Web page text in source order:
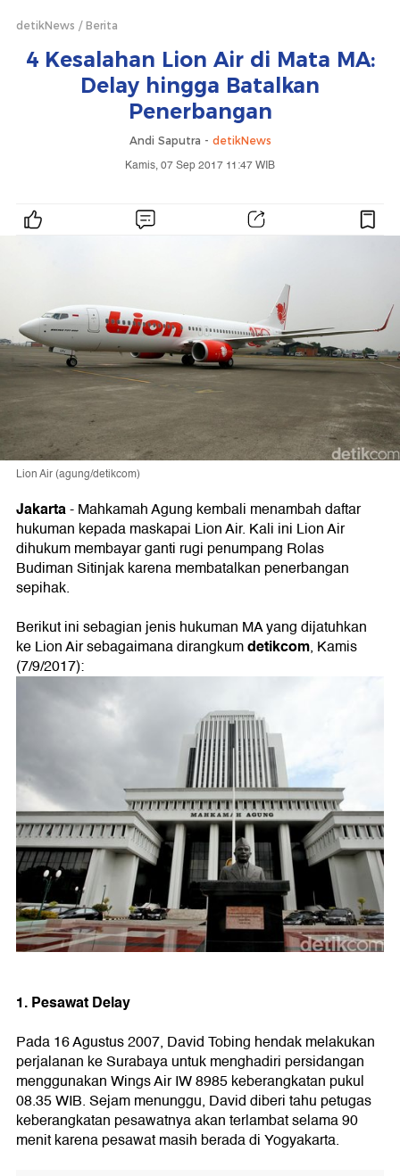
detikNews Berita
4 Kesalahan Lion Air di Mata MA:
Delay hingga Batalkan
Penerbangan
Andi Saputra - detikNews
Kamis, 07 Sep 2017 11:47 WIB
Lion Air (agung/detikcom)
Jakarta- Mahkamah Agung kembali menambah daftar
hukuman kepada maskapai Lion Air. Kali ini Lion Air
dihukum membayar ganti rugi penumpang Rolas
Budiman Sitinjak karena membatalkan penerbangan
sepihak.
Berikut ini sebagian jenis hukuman MA yang dijatuhkan
ke Lion Air sebagaimana dirangkumdetikcom, Kamis
(7/9/2017):
1. Pesawat Delay
Pada 16 Agustus 2007, David Tobing hendak melakukan
perjalanan ke Surabaya untuk menghadiri persidangan
menggunakan Wings Air IW 8985 keberangkatan pukul
08.35 WIB. Sejam menunggu, David diberi tahu petugas
keberangkatan pesawatnya akan terlambat selama 90
menit karena pesawat masih berada di Yogyakarta.